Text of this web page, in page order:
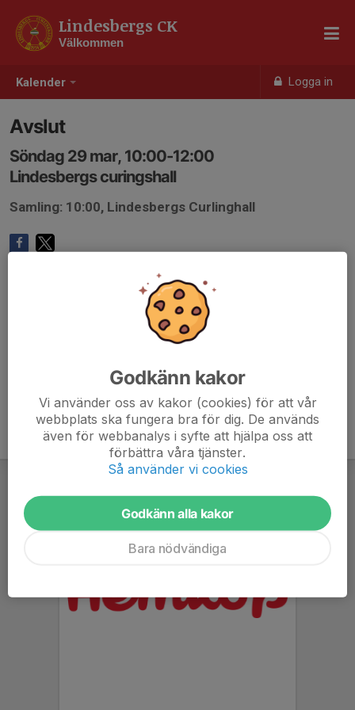
Kalender Logga in
Lindesbergs CK
Välkommen
Avslut
Söndag 29 mar, 10:00-12:00
Lindesbergs curingshall
Samling: 10:00, Lindesbergs Curlinghall
Godkänn kakor
Vi använder oss av kakor (cookies) för att vår
webbplats ska fungera bra för dig. De används
även för webbanalys i syfte att hjälpa oss att
förbättra våra tjänster.
Så använder vi cookies
Godkänn alla kakor
Bara nödvändiga